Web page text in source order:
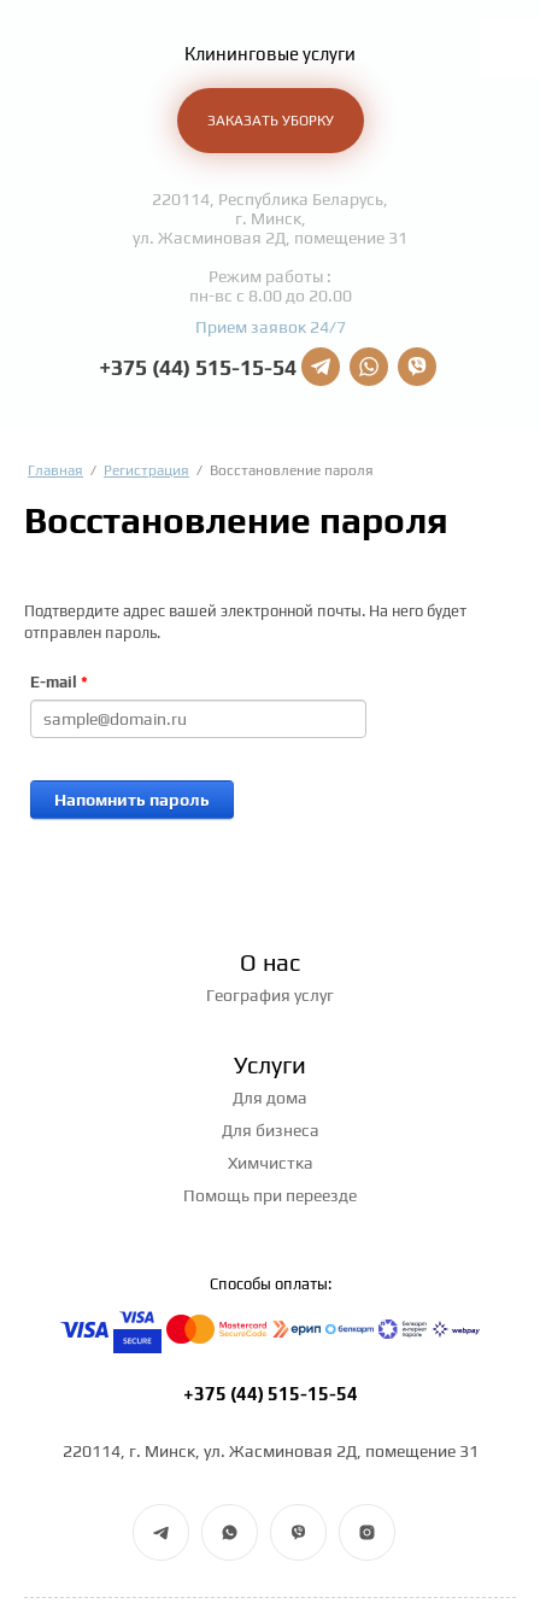
Клининговые услуги
ЗАКАЗАТЬ УБОРКУ
220114, Республика Беларусь,
г. Минск,
ул. Жасминовая 2Д, помещение 31
Режим работы :
пн-вс с 8.00 до 20.00
Прием заявок 24/7
+375 (44) 515-15-54
Главная / Регистрация / Восстановление пароля
Восстановление пароля
Подтвердите адрес вашей электронной почты. На него будет
отправлен пароль.
E-mail *
Напомнить пароль
О нас
География услуг
Услуги
Для дома
Для бизнеса
Химчистка
Помощь при переезде
Способы оплаты:
+375 (44) 515-15-54
220114, г. Минск, ул. Жасминовая 2Д, помещение 31